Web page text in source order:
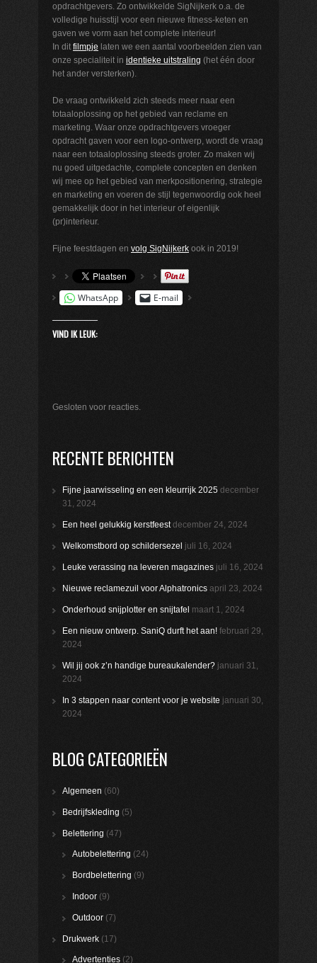
opdrachtgevers. Zo ontwikkelde SigNijkerk o.a. de
volledige huisstijl voor een nieuwe fitness-keten en
gaven we vorm aan het complete interieur!
In dit filmpje laten we een aantal voorbeelden zien van
onze specialiteit in identieke uitstraling (het één door
het ander versterken).
De vraag ontwikkeld zich steeds meer naar een
totaaloplossing op het gebied van reclame en
marketing. Waar onze opdrachtgevers vroeger
opdracht gaven voor een logo-ontwerp, wordt de vraag
naar een totaaloplossing steeds groter. Zo maken wij
nu goed uitgedachte, complete concepten en denken
wij mee op het gebied van merkpositionering, strategie
en marketing en voeren de stijl tegenwoordig ook heel
gemakkelijk door in het interieur of eigenlijk
(pr)interieur.
Fijne feestdagen en volg SigNijkerk ook in 2019!
WhatsApp E-mail
VIND IK LEUK:
Gesloten voor reacties.
RECENTE BERICHTEN
Fijne jaarwisseling en een kleurrijk 2025 december
31, 2024
Een heel gelukkig kerstfeest december 24, 2024
Welkomstbord op schildersezel juli 16, 2024
Leuke verassing na leveren magazines juli 16, 2024
Nieuwe reclamezuil voor Alphatronics april 23, 2024
Onderhoud snijplotter en snijtafel maart 1, 2024
Een nieuw ontwerp. SaniQ durft het aan! februari 29,
2024
Wil jij ook z’n handige bureaukalender? januari 31,
2024
In 3 stappen naar content voor je website januari 30,
2024
BLOG CATEGORIEËN
Algemeen (60)
Bedrijfskleding (5)
Belettering (47)
Autobelettering (24)
Bordbelettering (9)
Indoor (9)
Outdoor (7)
Drukwerk (17)
Advertenties (2)